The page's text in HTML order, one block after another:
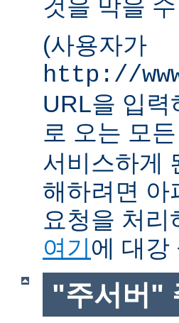
것을 막을
(사용자가
http://
URL을 입력
로 오는 모
서비스하게
해하려면 아
요청을 처
여기에 대강
"주서버"